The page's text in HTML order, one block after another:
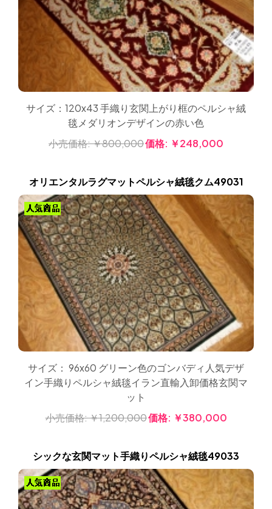
サイズ：120x43 手織り玄関上がり框のペルシャ絨
毯メダリオンデザインの赤い色
小売価格:￥800,000価格: ￥248,000
オリエンタルラグマットペルシャ絨毯クム49031
サイズ： 96x60 グリーン色のゴンバディ人気デザ
イン手織りペルシャ絨毯イラン直輸入卸価格玄関マ
ット
小売価格:￥1,200,000価格: ￥380,000
シックな玄関マット手織りペルシャ絨毯49033